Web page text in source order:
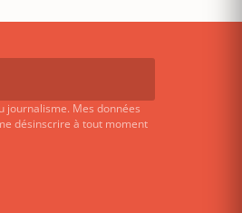
journalisme. Mes données
désinscrire à tout moment